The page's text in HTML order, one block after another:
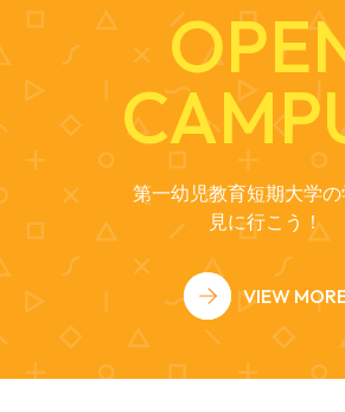
第一幼児教育短期大学の
見に行こう！
VIEW